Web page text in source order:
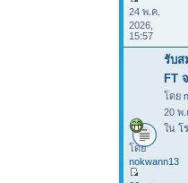
24 พ.ค.
2026,
15:57
รับส
FT
โดย
20 พ.
ใน โ
โดย
nokwann13